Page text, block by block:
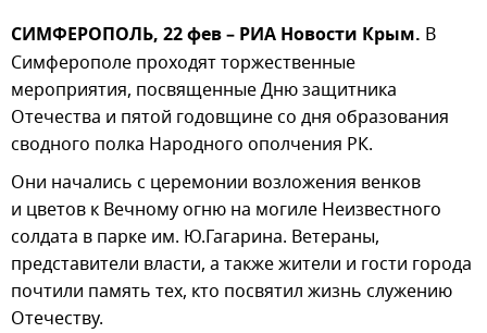
СИМФЕРОПОЛЬ, 22 фев – РИА Новости Крым. В
Симферополе проходят торжественные
мероприятия, посвященные Дню защитника
Отечества и пятой годовщине со дня образования
сводного полка Народного ополчения РК.
Они начались с церемонии возложения венков
и цветов к Вечному огню на могиле Неизвестного
солдата в парке им. Ю.Гагарина. Ветераны,
представители власти, а также жители и гости города
почтили память тех, кто посвятил жизнь служению
Отечеству.